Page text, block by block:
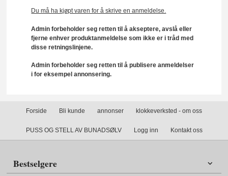
Du må ha kjøpt varen for å skrive en anmeldelse.
Admin forbeholder seg retten til å akseptere, avslå eller
fjerne enhver produktanmeldelse som ikke er i tråd med
disse retningslinjene.
Admin forbeholder seg retten til å publisere anmeldelser
i for eksempel annonsering.
Forside Bli kunde annonser klokkeverksted - om oss
PUSS OG STELL AV BUNADSØLV Logg inn Kontakt oss
Bestselgere